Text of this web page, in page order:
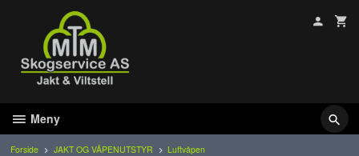
innholdet
Meny
Forside JAKT OG VÅPENUTSTYR Luftvåpen